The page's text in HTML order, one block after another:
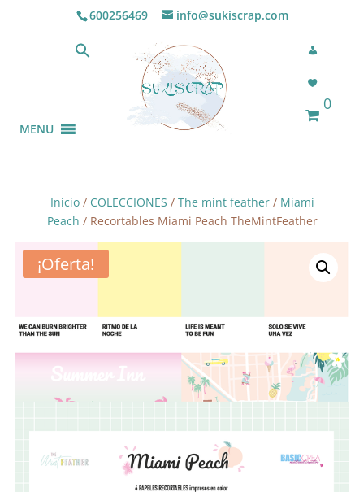
600256469 info@sukiscrap.com
0
MENU
Inicio/ COLECCIONES / The mint feather/ Miami
Peach / Recortables Miami Peach TheMintFeather
¡Oferta!